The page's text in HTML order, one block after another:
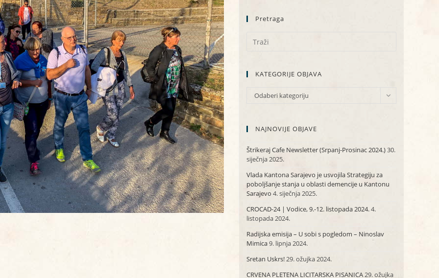
Pretraga
KATEGORIJE OBJAVA
KATEGORIJE
Odaberi kategoriju
NAJNOVIJE OBJAVE
Štrikeraj Cafe Newsletter (Srpanj-Prosinac 2024.)30.
siječnja 2025.
Vlada Kantona Sarajevo je usvojila Strategiju za
poboljšanje stanja u oblasti demencije u Kantonu
Sarajevo 4. siječnja 2025.
CROCAD-24 | Vodice, 9.-12. listopada 2024.4.
listopada 2024.
Radijska emisija – U sobi s pogledom – Ninoslav
Mimica9. lipnja 2024.
Sretan Uskrs!29. ožujka 2024.
CRVENA PLETENA LICITARSKA PISANICA29. ožujka